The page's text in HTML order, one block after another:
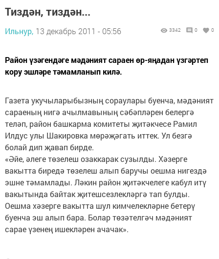
Тиздән, тиздән...
Ильнур, 13 декабрь 2011 - 05:56 3342 0 0
Район үзәгендәге мәдәният сараен өр-яңадан үзгәртеп
кору эшләре тәмамланып килә.
Газета укучыларыбызның сораулары буенча, мәдәният
сараеның нигә ачылмавының сәбәпләрен белергә
теләп, район башкарма комитеты җитәкчесе Рамил
Илдус улы Шакировка мөрәҗәгать иттек. Ул безгә
болай дип җавап бирде.
«Әйе, әлеге төзелеш озаккарак сузылды. Хәзерге
вакытта биредә төзелеш алып баручы оешма нигездә
эшне тәмамлады. Ләкин район җитәкчелеге кабул итү
вакытында байтак җитешсезлекләргә тап булды.
Оешма хәзерге вакытта шул кимчелекләрне бетерү
буенча эш алып бара. Болар төзәтелгәч мәдәният
сарае үзенең ишекләрен ачачак».